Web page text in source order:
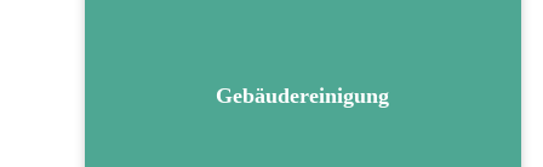
Gebäudereinigung